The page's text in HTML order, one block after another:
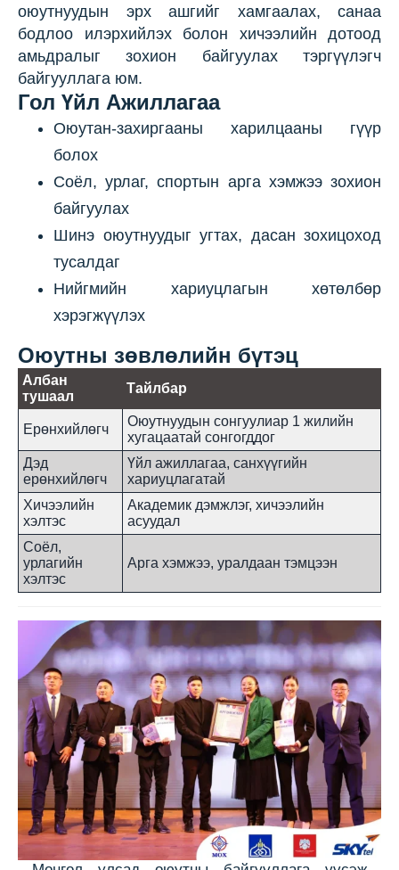
оюутнуудын эрх ашгийг хамгаалах, санаа
бодлоо илэрхийлэх болон хичээлийн дотоод
амьдралыг зохион байгуулах тэргүүлэгч
байгууллага юм.
Гол Үйл Ажиллагаа
Оюутан-захиргааны харилцааны гүүр
болох
Соёл, урлаг, спортын арга хэмжээ зохион
байгуулах
Шинэ оюутнуудыг угтах, дасан зохицоход
тусалдаг
Нийгмийн хариуцлагын хөтөлбөр
хэрэгжүүлэх
Оюутны зөвлөлийн бүтэц
Албан
тушаал
Тайлбар
Ерөнхийлөгч
Оюутнуудын сонгуулиар 1 жилийн
хугацаатай сонгогддог
Дэд
ерөнхийлөгч
Үйл ажиллагаа, санхүүгийн
хариуцлагатай
Хичээлийн
хэлтэс
Академик дэмжлэг, хичээлийн
асуудал
Соёл,
урлагийн
хэлтэс
Арга хэмжээ, уралдаан тэмцээн